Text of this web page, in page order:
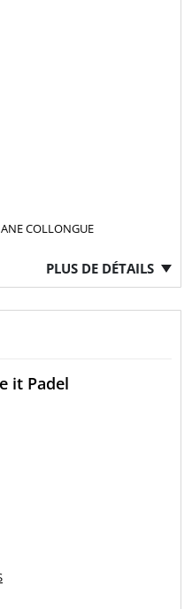
COLLONGUE
PLUS DE DÉTAILS
it Padel